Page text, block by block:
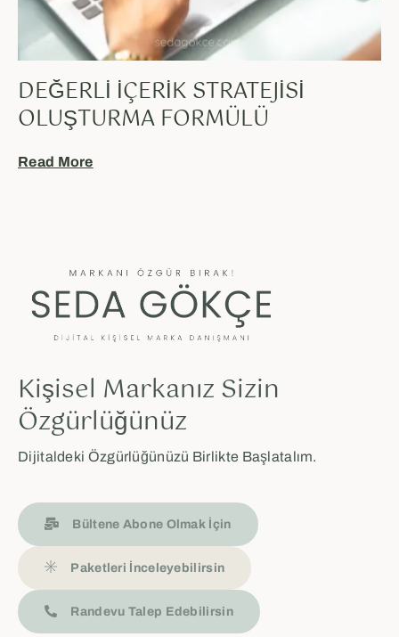
DEĞERLI İÇERIK STRATEJISI
OLUŞTURMA FORMÜLÜ
Read More
Kişisel Markanız Sizin
Özgürlüğünüz
Dijitaldeki Özgürlüğünüzü Birlikte Başlatalım.
Bültene Abone Olmak İçin
Paketleri İnceleyebilirsin
Randevu Talep Edebilirsin